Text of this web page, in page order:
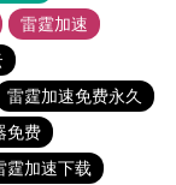
雷霆加速
雷霆加速免费永久
免费
霆加速下载